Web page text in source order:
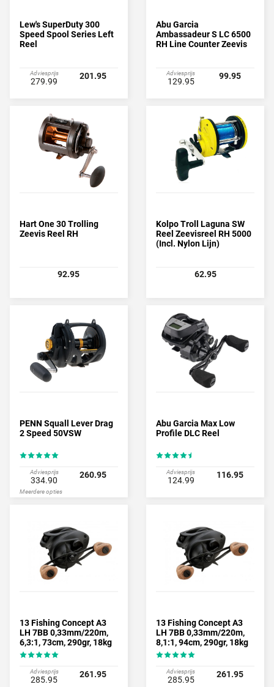
Lew's SuperDuty 300
Speed Spool Series Left
Reel
Adviesprijs
279.99
201.95
Abu Garcia
Ambassadeur S LC 6500
RH Line Counter Zeevis
Adviesprijs
129.95
99.95
Hart One 30 Trolling
Zeevis Reel RH
92.95
Kolpo Troll Laguna SW
Reel Zeevisreel RH 5000
(Incl. Nylon Lijn)
62.95
PENN Squall Lever Drag
2 Speed 50VSW
Adviesprijs
334.90
260.95
Meerdere opties
Abu Garcia Max Low
Profile DLC Reel
Adviesprijs
124.99
116.95
13 Fishing Concept A3
LH 7BB 0,33mm/220m,
6,3:1, 73cm, 290gr, 18kg
(Baitcaster)
Adviesprijs
285.95
261.95
13 Fishing Concept A3
LH 7BB 0,33mm/220m,
8,1:1, 94cm, 290gr, 18kg
(Baitcaster)
Adviesprijs
285.95
261.95